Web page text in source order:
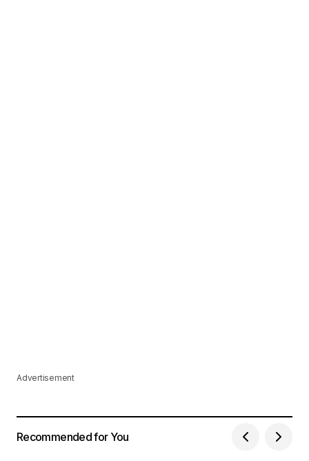
Advertisement
Recommended for You